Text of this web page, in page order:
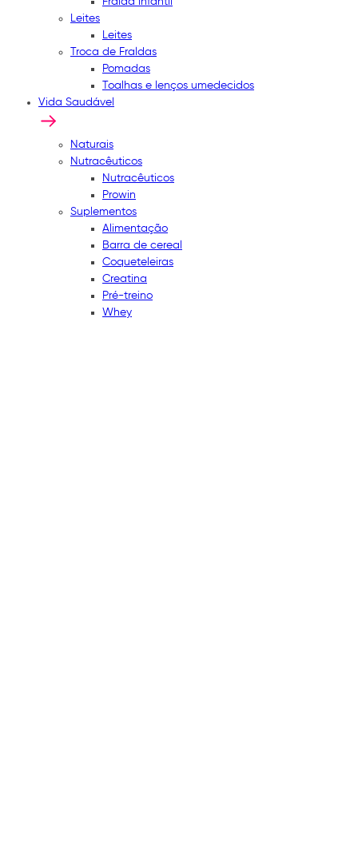
Leites
Leites
Troca de Fraldas
Pomadas
Toalhas e lenços umedecidos
Vida Saudável
Naturais
Nutracêuticos
Nutracêuticos
Prowin
Suplementos
Alimentação
Barra de cereal
Coqueteleiras
Creatina
Pré-treino
Whey